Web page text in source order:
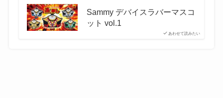
あわせて読みたい
Sammy デバイスラバーマスコ
ット vol.1